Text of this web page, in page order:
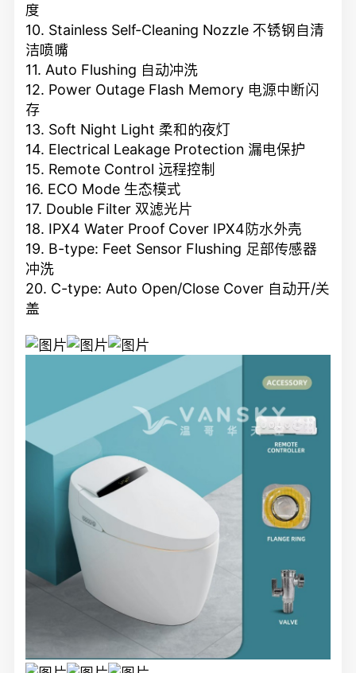
度
10. Stainless Self-Cleaning Nozzle 不锈钢自清
洁喷嘴
11. Auto Flushing 自动冲洗
12. Power Outage Flash Memory 电源中断闪
存
13. Soft Night Light 柔和的夜灯
14. Electrical Leakage Protection 漏电保护
15. Remote Control 远程控制
16. ECO Mode 生态模式
17. Double Filter 双滤光片
18. IPX4 Water Proof Cover IPX4防水外壳
19. B-type: Feet Sensor Flushing 足部传感器
冲洗
20. C-type: Auto Open/Close Cover 自动开/关
盖